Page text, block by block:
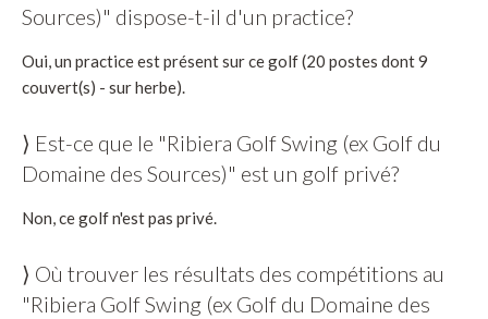
Sources)" dispose-t-il d'un practice?
Oui, un practice est présent sur ce golf (20 postes dont 9
couvert(s) - sur herbe).
⟩ Est-ce que le "Ribiera Golf Swing (ex Golf du
Domaine des Sources)" est un golf privé?
Non, ce golf n'est pas privé.
⟩ Où trouver les résultats des compétitions au
"Ribiera Golf Swing (ex Golf du Domaine des